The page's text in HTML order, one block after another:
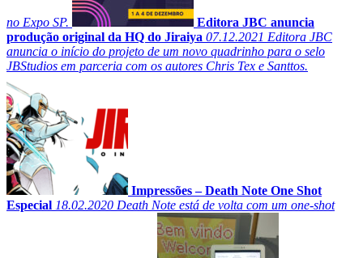
no Expo SP.
Editora JBC anuncia
produção original da HQ do Jiraiya 07.12.2021 Editora JBC
anuncia o início do projeto de um novo quadrinho para o selo
JBStudios em parceria com os autores Chris Tex e Santtos.
Impressões – Death Note One Shot
Especial 18.02.2020 Death Note está de volta com um one-shot